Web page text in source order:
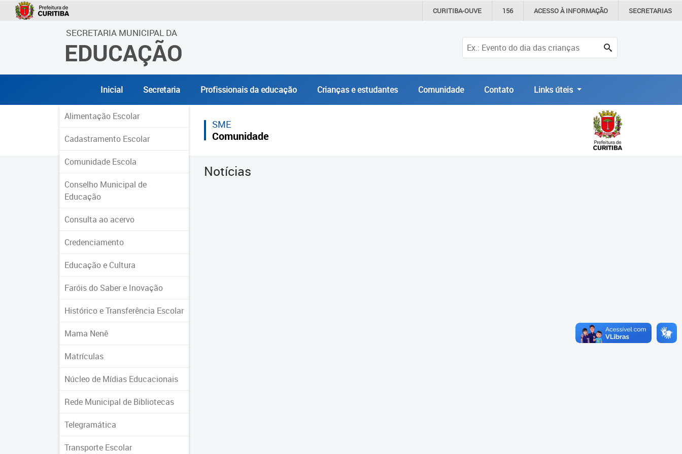
CURITIBA-OUVE 156 ACESSO ÀINFORMAÇÃO SECRETARIAS
SECRETARIA MUNICIPAL DA
EDUCAÇÃO
Inicial Secretaria Profissionais da educação Crianças e estudantes Comunidade Contato Links úteis
Alimentação Escolar
Cadastramento Escolar
Comunidade Escola
Conselho Municipal de
Educação
Consulta ao acervo
Credenciamento
Educação e Cultura
Faróis do Saber e Inovação
Histórico e Transferência Escolar
Mama Nenê
Matrículas
Núcleo de Mídias Educacionais
Rede Municipal de Bibliotecas
Telegramática
Transporte Escolar
SME
Comunidade
Notícias